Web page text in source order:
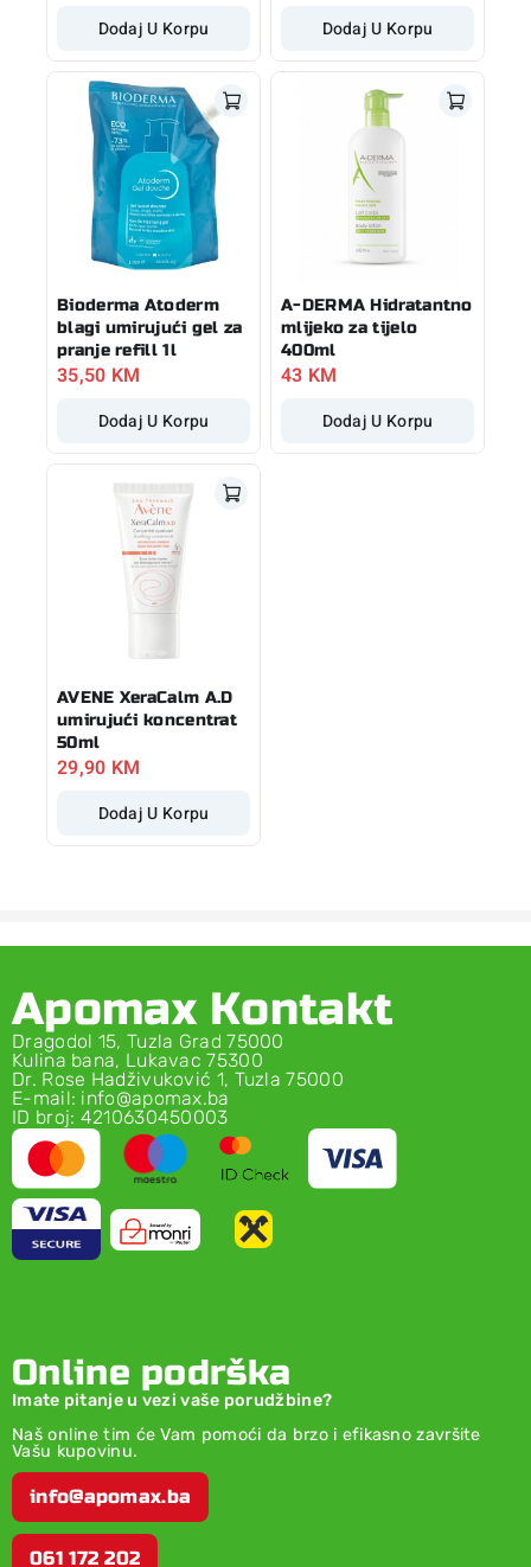
Dodaj U Korpu Dodaj U Korpu
Bioderma Atoderm
blagi umirujući gel za
pranje refill 1l
35,50 KM
Dodaj U Korpu
A-DERMA Hidratantno
mlijeko za tijelo
400ml
43 KM
Dodaj U Korpu
AVENE XeraCalm A.D
umirujući koncentrat
50ml
29,90 KM
Dodaj U Korpu
Apomax Kontakt
Dragodol 15, Tuzla Grad 75000
Kulina bana, Lukavac 75300
Dr. Rose Hadživuković 1, Tuzla 75000
E-mail: info@apomax.ba
ID broj: 4210630450003
Online podrška
Imate pitanje u vezi vaše porudžbine?
Naš online tim će Vam pomoći da brzo i efikasno završite
Vašu kupovinu.
info@apomax.ba
061 172 202